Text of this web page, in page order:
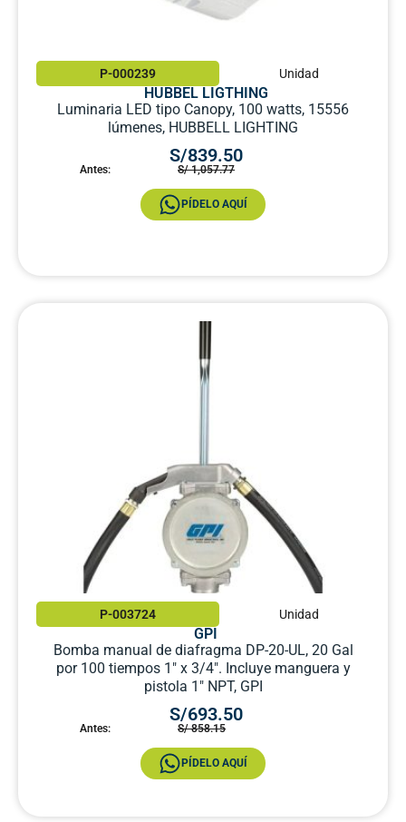
P-000239 Unidad
HUBBEL LIGTHING
Luminaria LED tipo Canopy, 100 watts, 15556
lúmenes, HUBBELL LIGHTING
S/839.50
Antes: S/ 1,057.77
PÍDELO AQUÍ
P-003724 Unidad
GPI
Bomba manual de diafragma DP-20-UL, 20 Gal
por 100 tiempos 1″ x 3/4″. Incluye manguera y
pistola 1″ NPT, GPI
S/693.50
Antes: S/ 858.15
PÍDELO AQUÍ